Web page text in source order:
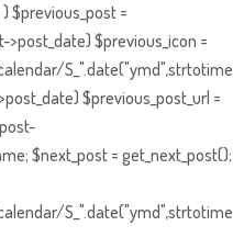
$previous_post =
$previous_icon =
$previous_post_url =
$next_post = get_next_post();